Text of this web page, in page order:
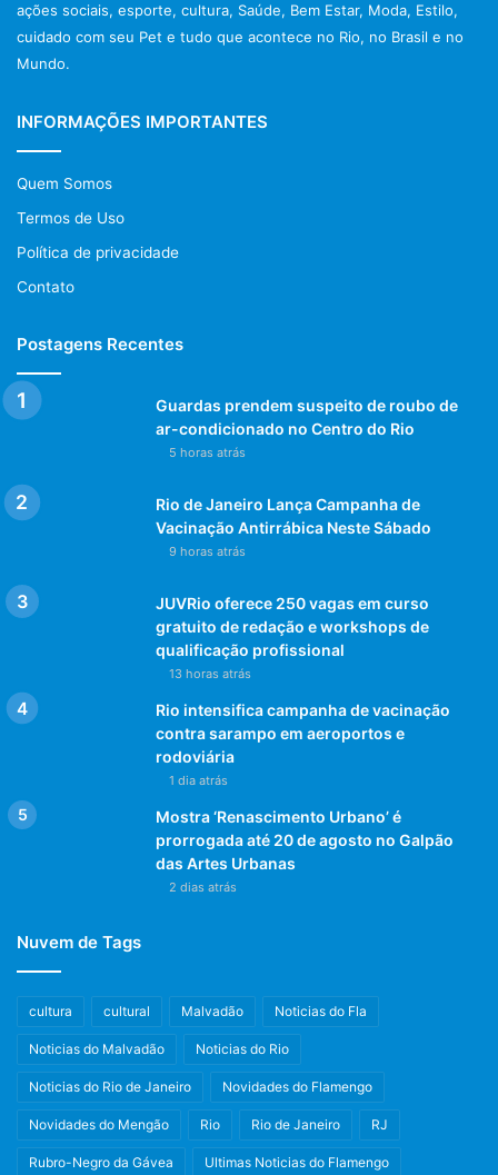
ações sociais, esporte, cultura, Saúde, Bem Estar, Moda, Estilo,
cuidado com seu Pet e tudo que acontece no Rio, no Brasil e no
Mundo.
INFORMAÇÕES IMPORTANTES
Quem Somos
Termos de Uso
Política de privacidade
Contato
Postagens Recentes
Guardas prendem suspeito de roubo de
ar-condicionado no Centro do Rio
5 horas atrás
Rio de Janeiro Lança Campanha de
Vacinação Antirrábica Neste Sábado
9 horas atrás
JUVRio oferece 250 vagas em curso
gratuito de redação e workshops de
qualificação profissional
13 horas atrás
Rio intensifica campanha de vacinação
contra sarampo em aeroportos e
rodoviária
1 dia atrás
Mostra ‘Renascimento Urbano’ é
prorrogada até 20 de agosto no Galpão
das Artes Urbanas
2 dias atrás
Nuvem de Tags
cultura cultural Malvadão Noticias do Fla
Noticias do Malvadão Noticias do Rio
Noticias do Rio de Janeiro Novidades do Flamengo
Novidades do Mengão Rio Rio de Janeiro RJ
Rubro-Negro da Gávea Ultimas Noticias do Flamengo